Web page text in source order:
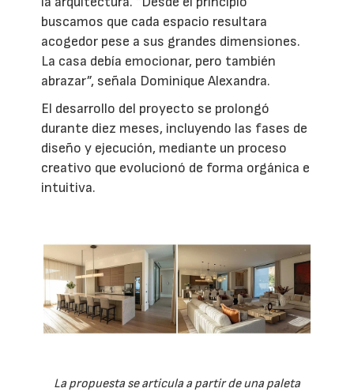
buscamos que cada espacio resultara
acogedor pese a sus grandes dimensiones.
La casa debía emocionar, pero también
abrazar”, señala Dominique Alexandra.
El desarrollo del proyecto se prolongó
durante diez meses, incluyendo las fases de
diseño y ejecución, mediante un proceso
creativo que evolucionó de forma orgánica e
intuitiva.
La propuesta se articula a partir de una paleta